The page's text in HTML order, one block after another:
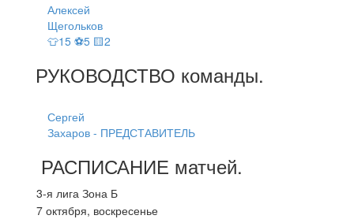
Алексей
Щегольков
👕15 ⚽5 🟨2
РУКОВОДСТВО команды.
Сергей
Захаров - ПРЕДСТАВИТЕЛЬ
РАСПИСАНИЕ матчей.
3-я лига Зона Б
7 октября, воскресенье